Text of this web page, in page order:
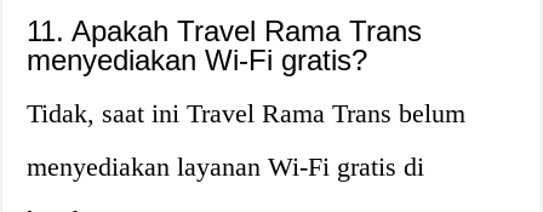
11. Apakah Travel Rama Trans
menyediakan Wi-Fi gratis?
Tidak, saat ini Travel Rama Trans belum
menyediakan layanan Wi-Fi gratis di